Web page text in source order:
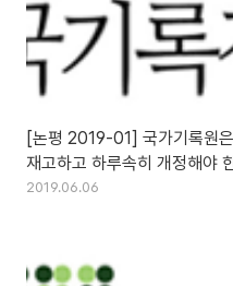
[논평 2019-01] 국가기록원
재고하고 하루속히 개정해야
2019.06.06